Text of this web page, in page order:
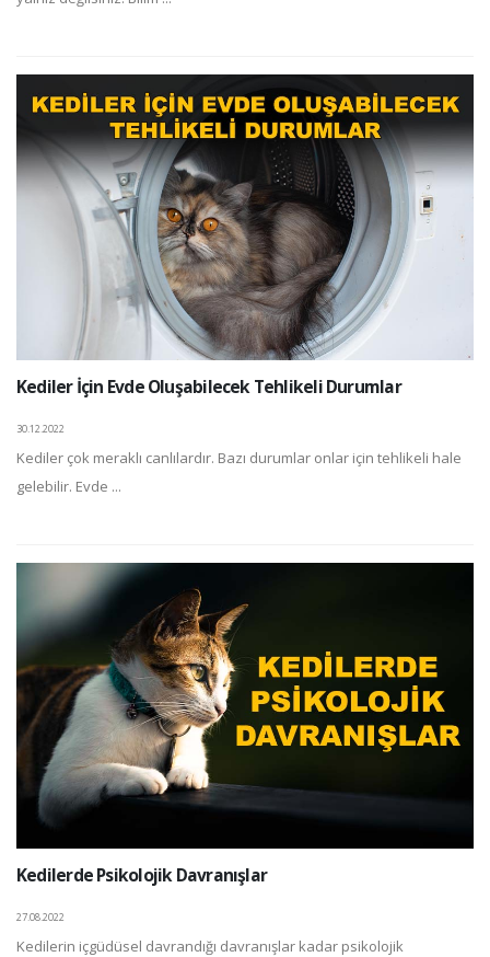
Kediler İçin Evde Oluşabilecek Tehlikeli Durumlar
30.12.2022
Kediler çok meraklı canlılardır. Bazı durumlar onlar için tehlikeli hale
gelebilir. Evde ...
Kedilerde Psikolojik Davranışlar
27.08.2022
Kedilerin içgüdüsel davrandığı davranışlar kadar psikolojik